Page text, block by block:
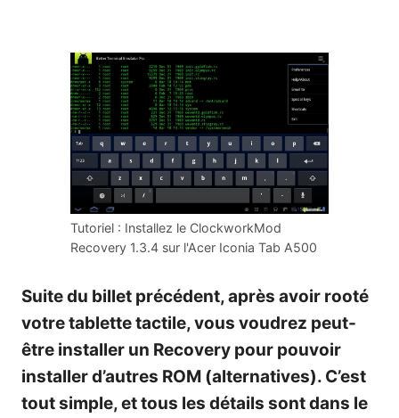
Tutoriel : Installez le ClockworkMod
Recovery 1.3.4 sur l'Acer Iconia Tab A500
Suite du billet précédent, après avoir rooté
votre tablette tactile, vous voudrez peut-
être installer un Recovery pour pouvoir
installer d’autres ROM (alternatives). C’est
tout simple, et tous les détails sont dans le